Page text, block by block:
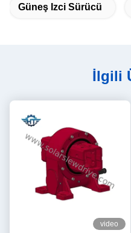
Güneş Izci Sürücü
İlgili
video